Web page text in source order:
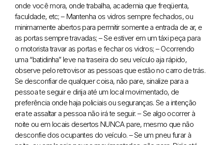
onde você mora, onde trabalha, academia que freqüenta,
faculdade, etc; – Mantenha os vidros sempre fechados, ou
minimamente abertos para permitir somente a entrada de ar, e
as portas sempre travadas; – Se estiver em um táxi peça para
o motorista travar as portas e fechar os vidros; – Ocorrendo
uma “batidinha” leve na traseira do seu veículo aja rápido,
observe pelo retrovisor as pessoas que estão no carro de trás.
Se desconfiar de qualquer coisa, não pare, sinalize para a
pessoa te seguir e dirija até um local movimentado, de
preferência onde haja policiais ou seguranças. Se a intenção
era te assaltar a pessoa não irá te seguir.– Se algo ocorrer à
noite ou em locais desertos NUNCA pare, mesmo que não
desconfie dos ocupantes do veículo. – Se um pneu furar à